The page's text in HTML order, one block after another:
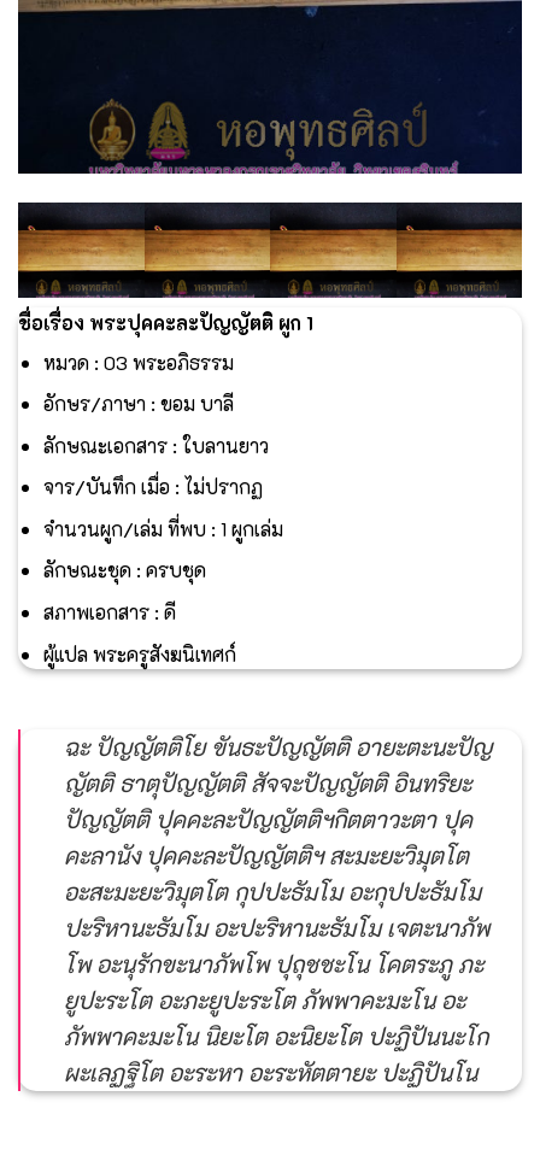
ชื่อเรื่อง พระปุคคะละปัญญัตติ ผูก 1
หมวด : 03 พระอภิธรรม
อักษร/ภาษา : ขอม บาลี
ลักษณะเอกสาร : ใบลานยาว
จาร/บันทึก เมื่อ : ไม่ปรากฏ
จำนวนผูก/เล่ม ที่พบ : 1 ผูกเล่ม
ลักษณะชุด : ครบชุด
สภาพเอกสาร : ดี
ผู้แปล พระครูสังฆนิเทศก์
ฉะ ปัญญัตติโย ขันธะปัญญัตติ อายะตะนะปัญ
ญัตติ ธาตุปัญญัตติ สัจจะปัญญัตติ อินทริยะ
ปัญญัตติ ปุคคะละปัญญัตติฯกิตตาวะตา ปุค
คะลานัง ปุคคะละปัญญัตติฯ สะมะยะวิมุตโต
อะสะมะยะวิมุตโต กุปปะธัมโม อะกุปปะธัมโม
ปะริหานะธัมโม อะปะริหานะธัมโม เจตะนาภัพ
โพ อะนุรักขะนาภัพโพ ปุถุชชะโน โคตระภู ภะ
ยูปะระโต อะภะยูปะระโต ภัพพาคะมะโน อะ
ภัพพาคะมะโน นิยะโต อะนิยะโต ปะฏิปันนะโก
ผะเลฏฐิโต อะระหา อะระหัตตายะ ปะฏิปันโน